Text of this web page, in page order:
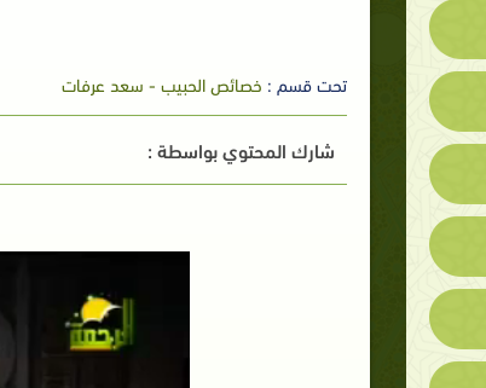
تحت قسم : خصائص الحبيب - سعد عرفات
شارك المحتوي بواسطة :